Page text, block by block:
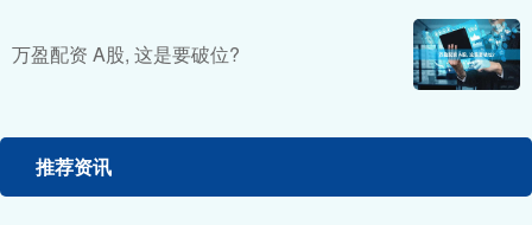
万盈配资 A股, 这是要破位?
推荐资讯